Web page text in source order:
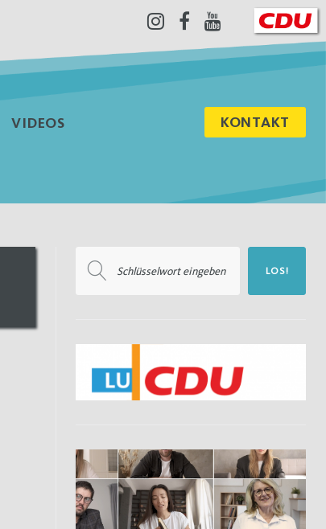
Instagram
Facebook
Youtube
VIDEOS KONTAKT
nach:
LOS!